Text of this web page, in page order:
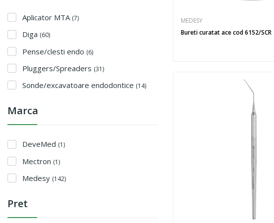
Aplicator MTA (7)
Diga (60)
Pense/clesti endo (6)
Pluggers/Spreaders (31)
Sonde/excavatoare endodontice (14)
Marca
DeveMed (1)
Mectron (1)
Medesy (142)
Pret
MEDESY
Bureti curatat ace cod 6152/SCR